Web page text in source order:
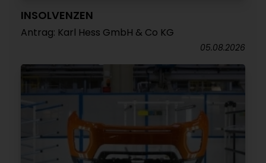
INSOLVENZEN
Antrag: Karl Hess GmbH & Co KG
05.08.2026